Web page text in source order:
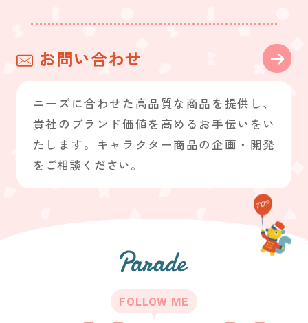
お問い合わせ
ニーズに合わせた高品質な商品を提供し、
貴社のブランド価値を高めるお手伝いをい
たします。キャラクター商品の企画・開発
をご相談ください。
FOLLOW ME